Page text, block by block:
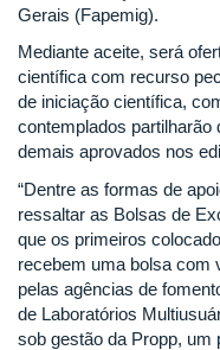
Gerais (Fapemig).
Mediante aceite, será
científica com recurso
de iniciação científica,
contemplados
demais aprovados nos
“Dentre as formas de
ressaltar as Bolsas de
que os primeiros
recebem uma bolsa com
pelas agências de
de Laboratórios
sob gestão da Propp, um